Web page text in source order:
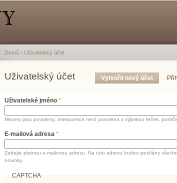
Jste zde
Domů › Uživatelský účet
Uživatelský účet
Hlavní záložky Vytvořit nový účet (aktivní
Uživatelské jméno *
Mezery jsou povoleny; interpunkce není povolena s výjimkou teček,
E-mailová adresa *
Zadejte platnou e-mailovou adresu. Na tuto adresu budou posílány
novinky.
CAPTCHA